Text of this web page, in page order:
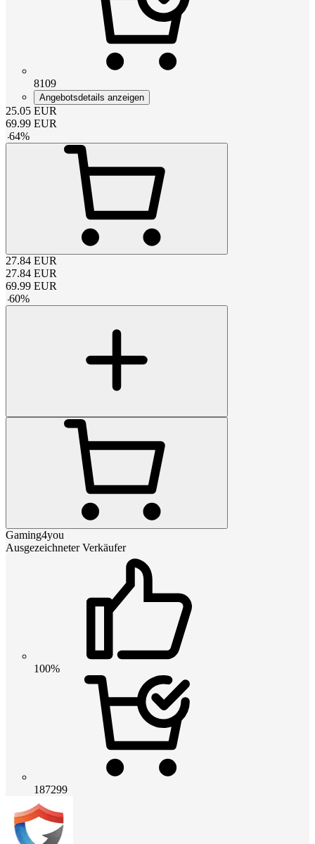
8109
Angebotsdetails anzeigen
25.05 EUR
69.99 EUR
-64%
27.84 EUR
27.84 EUR
69.99 EUR
-60%
Gaming4you
Ausgezeichneter Verkäufer
100%
187299